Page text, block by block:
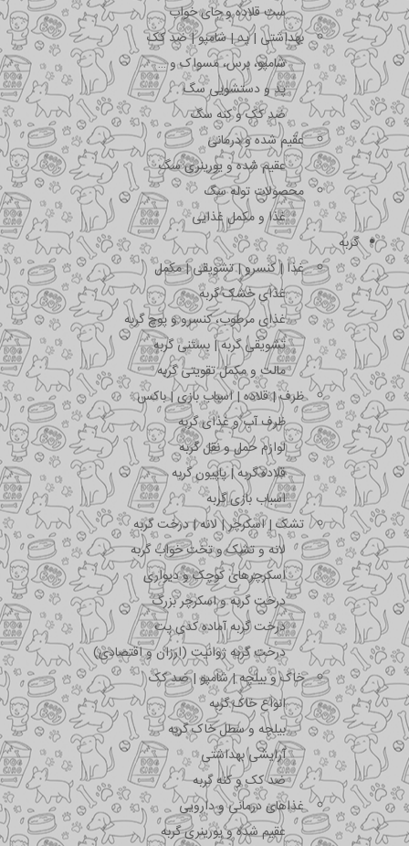
ست قلاده و جای خواب
بهداشتی | پد | شامپو | ضد کک
شامپو، برس، مسواک و …
پد و دستشویی سگ
ضد کک و کنه سگ
عقیم شده و درمانی
عقیم شده و یورینری سگ
محصولات توله سگ
غذا و مکمل غذایی
گربه
غذا | کنسرو | تشویقی | مکمل
غذای خشک گربه
غذای مرطوب، کنسرو و پوچ گربه
تشویقی گربه | بستنی گربه
مالت و مکمل تقویتی گربه
ظرف | قلاده | اسباب بازی | باکس
ظرف آب و غذای گربه
لوازم حمل و نقل گربه
قلاده گربه | پاپیون گربه
اسباب بازی گربه
تشک | اسکرچر | لانه | درخت گربه
لانه و تشک و تخت خواب گربه
اسکرچرهای کوچک و دیواری
درخت گربه و اسکرچر بزرگ
درخت گربه آماده کدی پت
درخت گربه ژوانیت (ارزان و اقتصادی)
خاک و بیلچه | شامپو | ضد کک
انواع خاک گربه
بیلچه و سطل خاک گربه
آرایشی بهداشتی
ضد کک و کنه گربه
غذاهای درمانی و دارویی
عقیم شده و یورینری گربه